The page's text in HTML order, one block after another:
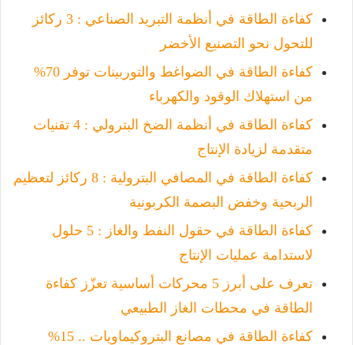
كفاءة الطاقة في أنظمة التبريد الصناعي : 3 ركائز
للتحول نحو التصنيع الأخضر
كفاءة الطاقة في الضواغط والتوربينات توفر 70%
من استهلاك الوقود والكهرباء
كفاءة الطاقة في أنظمة الضخ البترولي : 4 تقنيات
متقدمة لزيادة الإنتاج
كفاءة الطاقة في المصافي البترولية : 8 ركائز لتعظيم
الربحية وخفض البصمة الكربونية
كفاءة الطاقة في حقول النفط والغاز : 5 حلول
لاستدامة عمليات الإنتاج
تعرف على أبرز 5 محركات أساسية تعزّز كفاءة
الطاقة في محطات الغاز الطبيعي
كفاءة الطاقة في مصانع البتروكيماويات .. 15%